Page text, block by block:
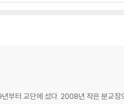
부터 교단에 섰다. 2008년 작은 분교장